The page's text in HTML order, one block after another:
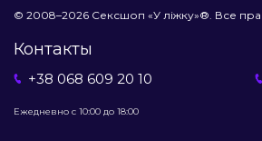
© 2008–2026 Сексшоп «У ліжку»®. Все
Контакты
+38 068 609 20 10
Ежедневно с 10:00 до 18:00